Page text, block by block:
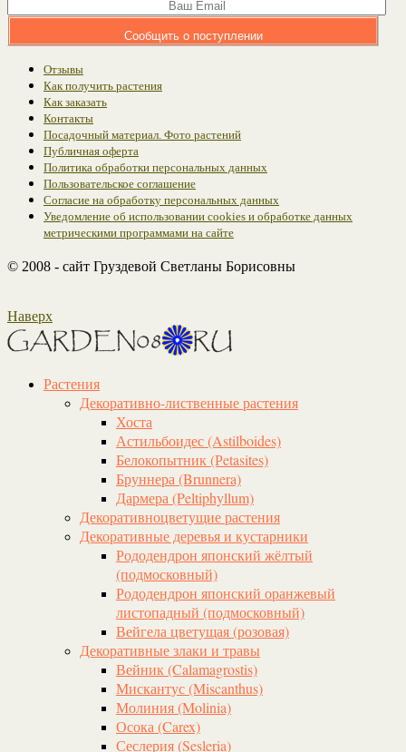
Сообщить о поступлении
Отзывы
Как получить растения
Как заказать
Контакты
Посадочный материал. Фото растений
Публичная оферта
Политика обработки персональных данных
Пользовательское соглашение
Согласие на обработку персональных данных
Уведомление об использовании cookies и обработке данных
метрическими программами на сайте
© 2008 - сайт Груздевой Светланы Борисовны
Наверх
Растения
Декоративно-лиственные растения
Хоста
Астильбоидес (Astilboides)
Белокопытник (Рetasites)
Бруннера (Brunnera)
Дармера (Peltiphyllum)
Декоративноцветущие растения
Декоративные деревья и кустарники
Рододендрон японский жёлтый
(подмосковный)
Рододендрон японский оранжевый
листопадный (подмосковный)
Вейгела цветущая (розовая)
Декоративные злаки и травы
Вейник (Calamagrostis)
Мискантус (Miscanthus)
Молиния (Molinia)
Осока (Carex)
Сеслерия (Sesleria)